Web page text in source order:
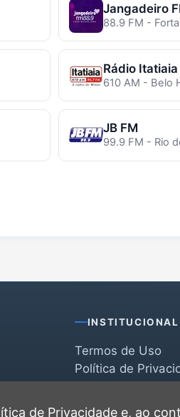
Jangadeiro
88.9 FM -
Rádio Itatiaia
610 AM - Belo
JB FM
99.9 FM - Rio
INSTITUCIONAL
Termos de Uso
Política de
Contato
de Privacidadee, ao